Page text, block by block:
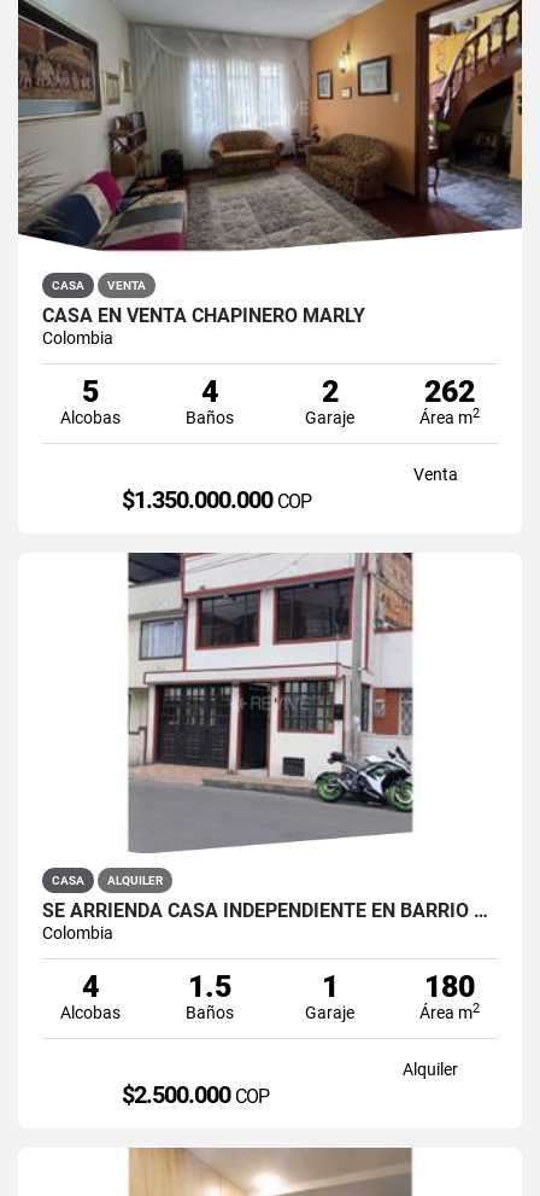
CASA VENTA
CASA EN VENTA CHAPINERO MARLY
Colombia
5
Alcobas
4
Baños
2
Garaje
262
Área m2
Venta
$1.350.000.000 COP
CASA ALQUILER
SE ARRIENDA CASA INDEPENDIENTE EN BARRIO QUIROGA SUR
Colombia
4
Alcobas
1.5
Baños
1
Garaje
180
Área m2
Alquiler
$2.500.000 COP